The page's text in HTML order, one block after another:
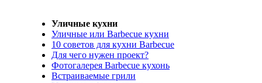
Уличные кухни
Уличные или Barbecue кухни
10 советов для кухни Barbecue
Для чего нужен проект?
Фотогалерея Barbecue кухонь
Встраиваемые грили